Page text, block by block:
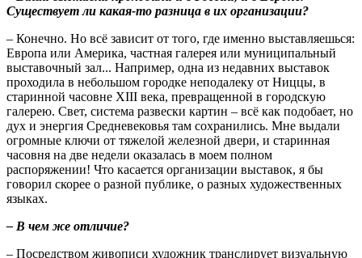
Существует ли какая-то разница в их организации?
– Конечно. Но всё зависит от того, где именно выставляешься:
Европа или Америка, частная галерея или муниципальный
выставочный зал... Например, одна из недавних выставок
проходила в небольшом городке неподалеку от Ниццы, в
старинной часовне XIII века, превращенной в городскую
галерею. Свет, система развески картин – всё как подобает, но
дух и энергия Средневековья там сохранились. Мне выдали
огромные ключи от тяжелой железной двери, и старинная
часовня на две недели оказалась в моем полном
распоряжении! Что касается организации выставок, я бы
говорил скорее о разной публике, о разных художественных
языках.
– В чем же отличие?
– Посредством живописи художник транслирует визуальную